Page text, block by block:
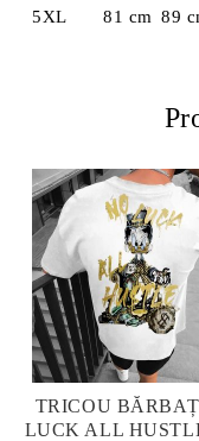
5XL
81 cm 89
TRICOU
LUCK ALL